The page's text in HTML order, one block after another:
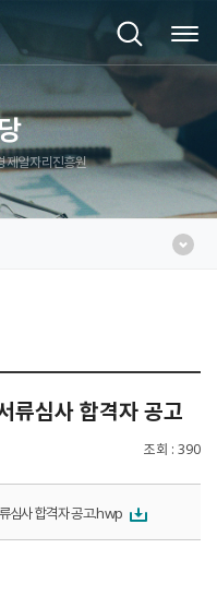
제일자리진흥원
류심사 합격자 공고
조회 390
심사 합격자 공고.hwp